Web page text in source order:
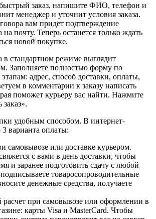
заказ, напишите ФИО, телефон и
менеджер и уточнит условия заказа.
вам придет подтверждение
почту. Теперь останется только ждать
новой покупке.
в стандартном режиме выглядит
Заполняете полностью форму по
адрес, способ доставки, оплаты,
в комментарии к заказу написать
поможет курьеру вас найти. Нажмите
удобным способом. В интернет-
варианта оплаты:
самовывозе или доставке курьером.
с вами в день доставки, чтобы
и заранее подготовить сдачу с любой
товаросопроводительные
денежные средства, получаете
расчет при самовывозе или оформлении в
карты Visa и MasterCard. Чтобы